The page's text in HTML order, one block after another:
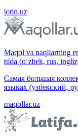
lotin.uz
Maqol va naqllarning
tilda (o‘zbek, rus,
Самая большая
языках (узбекский,
maqollar.uz